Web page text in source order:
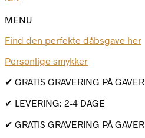
MENU
Find den perfekte dåbsgave her
Personlige smykker
✔ GRATIS GRAVERING PÅ GAVER
✔ LEVERING: 2-4 DAGE
✔ GRATIS GRAVERING PÅ GAVER